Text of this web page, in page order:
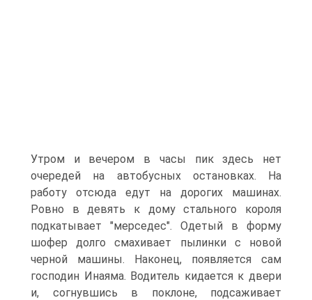
Утром и вечером в часы пик здесь нет
очередей на автобусных остановках. На
работу отсюда едут на дорогих машинах.
Ровно в девять к дому стального короля
подкатывает "мерседес". Одетый в форму
шофер долго смахивает пылинки с новой
черной машины. Наконец, появляется сам
господин Инаяма. Водитель кидается к двери
и, согнувшись в поклоне, подсаживает